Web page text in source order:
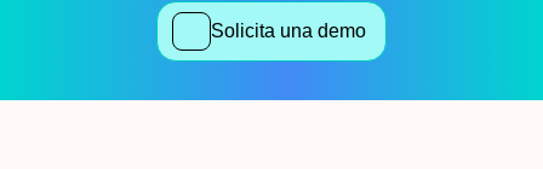
Solicita una demo